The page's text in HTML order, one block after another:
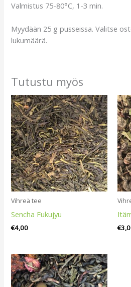
Valmistus 75-80°C, 1-3 min.
Myydään 25 g pusseissa. Valitse
lukumäärä.
Tutustu myös
Vihreä tee
Sencha Fukujyu
€4,00 €